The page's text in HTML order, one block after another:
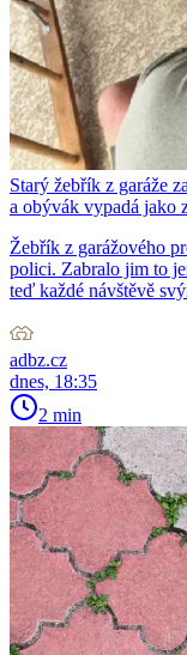
Starý žebřík z garáže
a obývák vypadá jako
Žebřík z garážového
polici. Zabralo jim to
teď každé návštěvě
adbz.cz
dnes, 18:35
2 min